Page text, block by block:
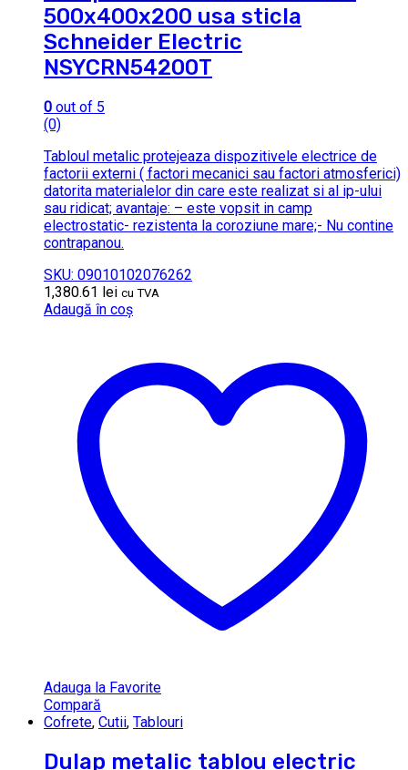
500x400x200 usa sticla
Schneider Electric
NSYCRN54200T
0 out of 5
(0)
Tabloul metalic protejeaza dispozitivele electrice de
factorii externi ( factori mecanici sau factori atmosferici)
datorita materialelor din care este realizat si al ip-ului
sau ridicat; avantaje: – este vopsit in camp
electrostatic- rezistenta la coroziune mare;- Nu contine
contrapanou.
SKU: 09010102076262
1,380.61 lei cu TVA
Adaugă în coș
Adauga la Favorite
Compară
Cofrete, Cutii, Tablouri
Dulap metalic tablou electric